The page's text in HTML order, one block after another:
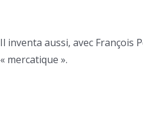
Il inventa aussi, avec François
« mercatique ».